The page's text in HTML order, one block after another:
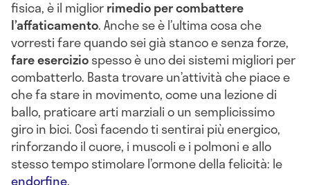
fisica, è il migliorrimedio per combattere
l’affaticamento. Anche se è l’ultima cosa che
vorresti fare quando sei già stanco e senza forze,
fare eserciziospesso è uno dei sistemi migliori per
combatterlo. Basta trovare un’attività che piace e
che fa stare in movimento, come una lezione di
ballo, praticare arti marziali o un semplicissimo
giro in bici. Così facendo ti sentirai più energico,
rinforzando il cuore, i muscoli e i polmoni e allo
stesso tempo stimolare l’ormone della felicità: le
endorfine.